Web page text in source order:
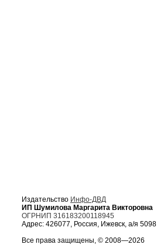
Издательство Инфо-ДВД
ИП Шумилова Маргарита Викторовна
ОГРНИП 316183200118945
Адрес: 426077, Россия, Ижевск, а/я 5098
Все права защищены, © 2008—2026